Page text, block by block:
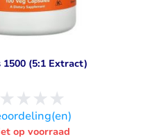
1500 (5:1 Extract)
op voorraad